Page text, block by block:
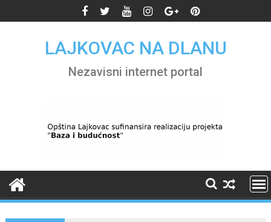
to
LAJKOVAC NA DLANU
Nezavisni internet portal